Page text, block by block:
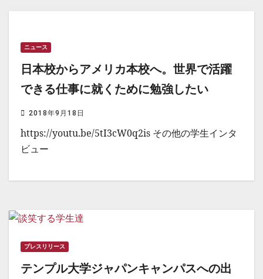
ニュース
日本校からアメリカ本校へ。世界で活躍
できる仕事に就くために勉強したい
2018年9月18日
https://youtu.be/5tI3cW0q2is その他の学生インタ
ビュー
プレスリリース
テンプル大学ジャパンキャンパスへの出